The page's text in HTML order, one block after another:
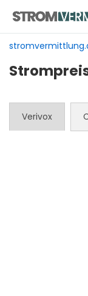
Inhalt
springen
Verivox